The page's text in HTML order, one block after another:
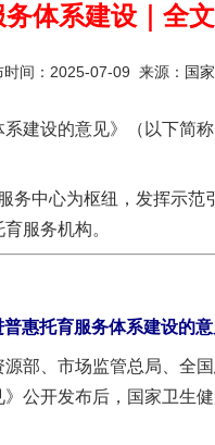
体系建设｜全文
时间：2025-07-09 来源： 国
设的意见》（以下简
中心为枢纽，发挥示范
服务机构。
惠托育服务体系建设的
、市场监管总局、全
公开发布后，国家卫生